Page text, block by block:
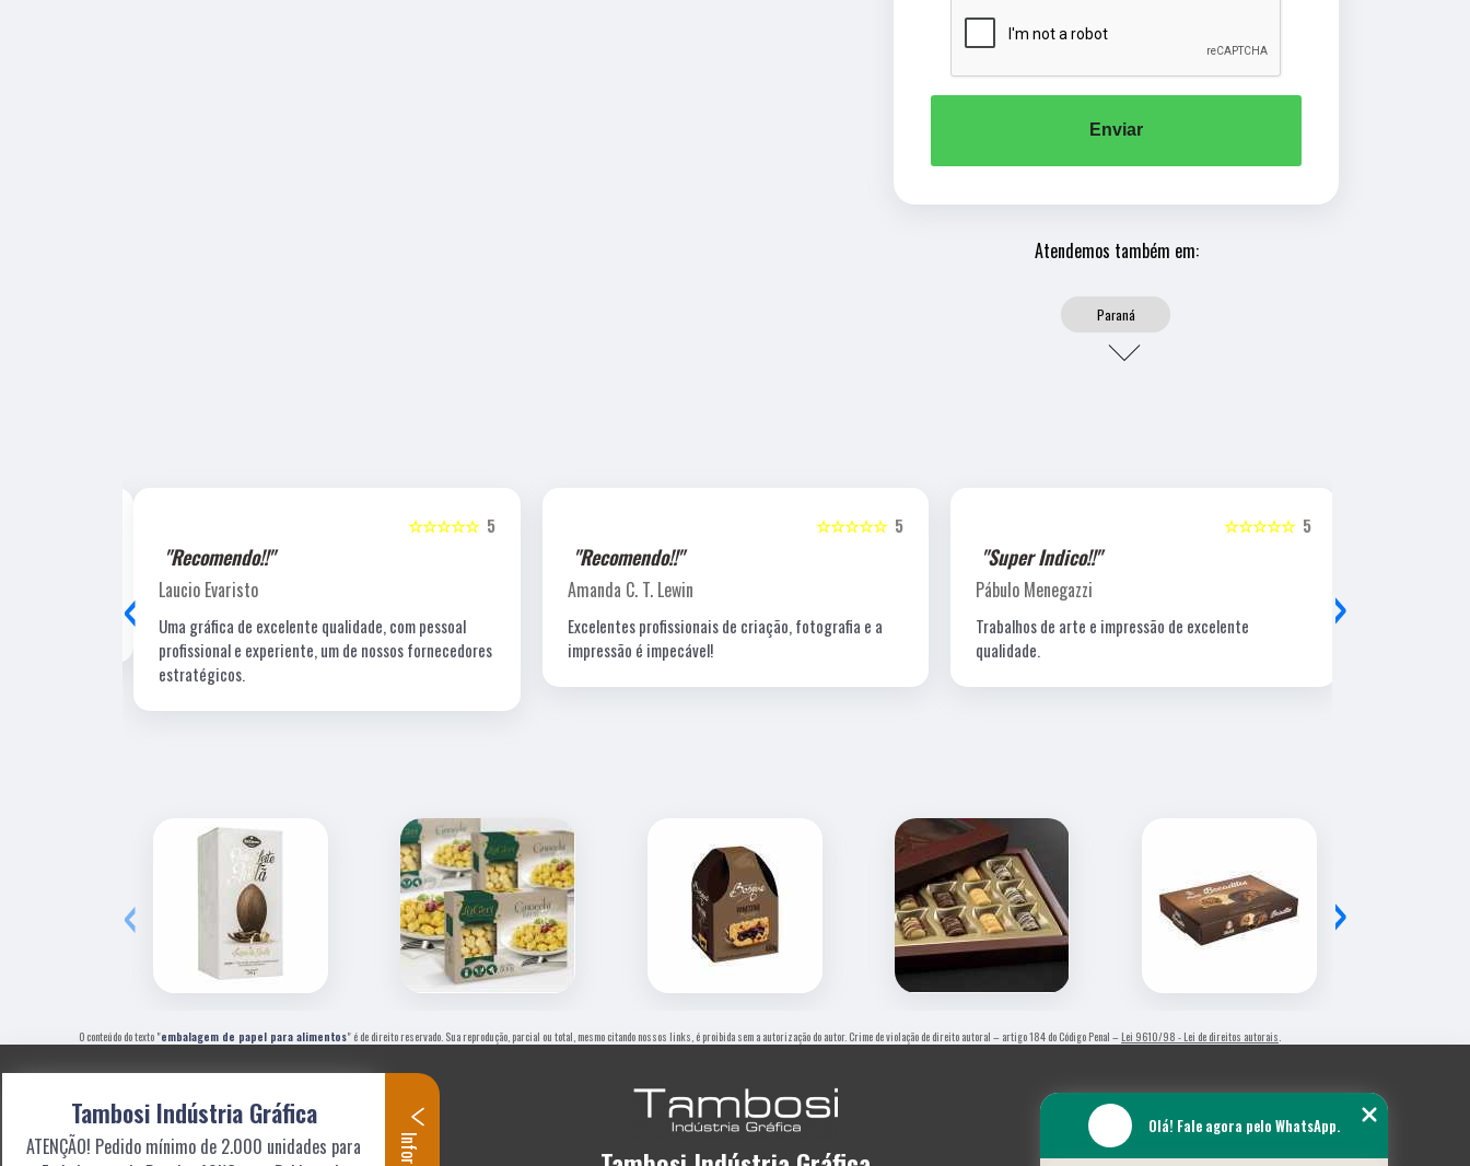
Enviar
Atendemos também em:
Paraná
5
☆☆☆☆☆
"Recomendo!!"
Laucio Evaristo
Uma gráfica de excelente qualidade, com pessoal
profissional e experiente, um de nossos fornecedores
estratégicos.
5
☆☆☆☆☆
"Recomendo!!"
Amanda C. T. Lewin
Excelentes profissionais de criação, fotografia e a
impressão é impecável!
5
☆☆☆☆☆
"Super Indico!!"
Pábulo Menegazzi
Trabalhos de arte e impressão de excelente
qualidade.
‹ ›
‹ ›
O conteúdo do texto "embalagem de papel para alimentos" é de direito reservado. Sua reprodução, parcial ou total, mesmo citando nossos links, é proibida sem a autorização do autor. Crime de violação de direito autoral – artigo 184 do Código Penal – Lei 9610/98 - Lei de direitos autorais.
Olá! Fale agora pelo WhatsApp.
Tambosi Indústria Gráfica
ATENÇÃO! Pedido mínimo de 2.000 unidades para